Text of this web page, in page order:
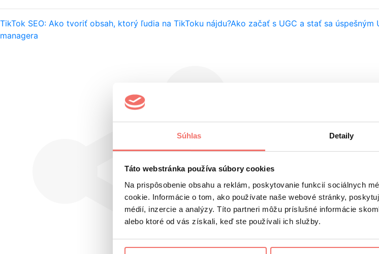
Súhlas Detaily
Táto webstránka používa súbory cookies
Na prispôsobenie obsahu a reklám, poskytovanie funkcií sociálnych
cookie. Informácie o tom, ako používate naše webové stránky,
médií, inzercie a analýzy. Títo partneri môžu príslušné informácie
alebo ktoré od vás získali, keď ste používali ich služby.
TikTok SEO: Ako tvoriť obsah, ktorý ľudia na TikToku nájdu?Ako začať s UGC a stať sa úspešným
managera